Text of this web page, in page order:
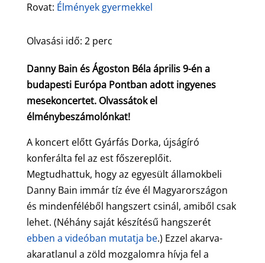
Rovat: Élmények gyermekkel
Olvasási idő: 2 perc
Danny Bain és Ágoston Béla április 9-én a
budapesti Európa Pontban adott ingyenes
mesekoncertet. Olvassátok el
élménybeszámolónkat!
A koncert előtt Gyárfás Dorka, újságíró
konferálta fel az est főszereplőit.
Megtudhattuk, hogy az egyesült államokbeli
Danny Bain immár tíz éve él Magyarországon
és mindenféléből hangszert csinál, amiből csak
lehet. (Néhány saját készítésű hangszerét
ebben a videóban mutatja be.) Ezzel akarva-
akaratlanul a zöld mozgalomra hívja fel a